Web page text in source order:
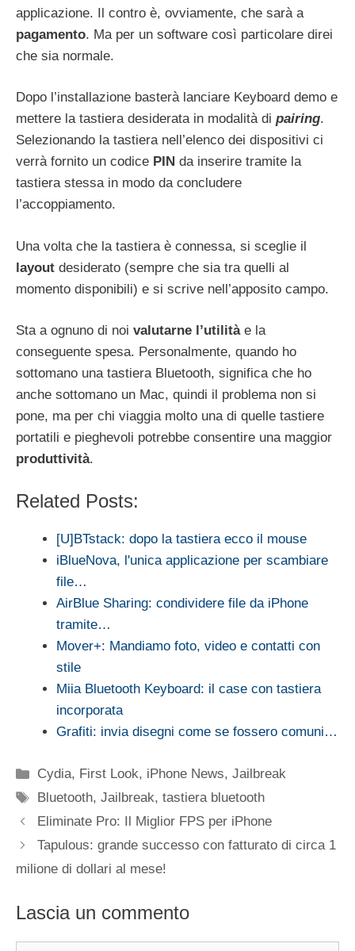
applicazione. Il contro è, ovviamente, che sarà a
pagamento. Ma per un software così particolare direi
che sia normale.
Dopo l’installazione basterà lanciare Keyboard demo e
mettere la tastiera desiderata in modalità di pairing.
Selezionando la tastiera nell’elenco dei dispositivi ci
verrà fornito un codice PIN da inserire tramite la
tastiera stessa in modo da concludere
l’accoppiamento.
Una volta che la tastiera è connessa, si sceglie il
layout desiderato (sempre che sia tra quelli al
momento disponibili) e si scrive nell’apposito campo.
Sta a ognuno di noi valutarne l’utilitàe la
conseguente spesa. Personalmente, quando ho
sottomano una tastiera Bluetooth, significa che ho
anche sottomano un Mac, quindi il problema non si
pone, ma per chi viaggia molto una di quelle tastiere
portatili e pieghevoli potrebbe consentire una maggior
produttività.
Related Posts:
[U]BTstack: dopo la tastiera ecco il mouse
iBlueNova, l'unica applicazione per scambiare
file…
AirBlue Sharing: condividere file da iPhone
tramite…
Mover+: Mandiamo foto, video e contatti con
stile
Miia Bluetooth Keyboard: il case con tastiera
incorporata
Grafiti: invia disegni come se fossero comuni…
Categorie
Cydia, First Look, iPhone News,Jailbreak
Tag
Bluetooth,Jailbreak,tastiera bluetooth
Eliminate Pro: Il Miglior FPS per iPhone
Tapulous: grande successo con fatturato di circa 1
milione di dollari al mese!
Lascia un commento